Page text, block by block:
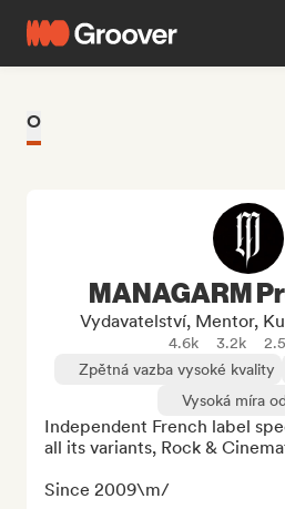
O
MANAGARM
Vydavatelství, Mentor,
4.6k 3.2k
Zpětná vazba vysoké kvality
Vysoká míra
Independent French label
all its variants, Rock &
Since 2009\m/